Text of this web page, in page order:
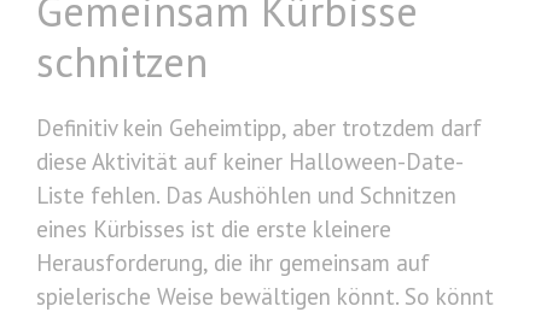
schnitzen
Definitiv kein Geheimtipp, aber trotzdem darf
diese Aktivität auf keiner Halloween-Date-
Liste fehlen. Das Aushöhlen und Schnitzen
eines Kürbisses ist die erste kleinere
Herausforderung, die ihr gemeinsam auf
spielerische Weise bewältigen könnt. So könnt